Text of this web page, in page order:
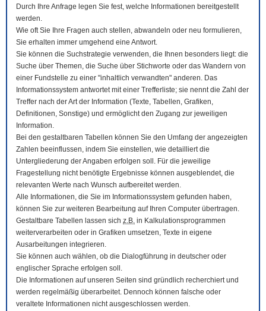
Durch Ihre Anfrage legen Sie fest, welche Informationen bereitgestellt
werden.
Wie oft Sie Ihre Fragen auch stellen, abwandeln oder neu formulieren,
Sie erhalten immer umgehend eine Antwort.
Sie können die Suchstrategie verwenden, die Ihnen besonders liegt: die
Suche über Themen, die Suche über Stichworte oder das Wandern von
einer Fundstelle zu einer "inhaltlich verwandten" anderen. Das
Informationssystem antwortet mit einer Trefferliste; sie nennt die Zahl der
Treffer nach der Art der Information (Texte, Tabellen, Grafiken,
Definitionen, Sonstige) und ermöglicht den Zugang zur jeweiligen
Information.
Bei den gestaltbaren Tabellen können Sie den Umfang der angezeigten
Zahlen beeinflussen, indem Sie einstellen, wie detailliert die
Untergliederung der Angaben erfolgen soll. Für die jeweilige
Fragestellung nicht benötigte Ergebnisse können ausgeblendet, die
relevanten Werte nach Wunsch aufbereitet werden.
Alle Informationen, die Sie im Informationssystem gefunden haben,
können Sie zur weiteren Bearbeitung auf Ihren Computer übertragen.
Gestaltbare Tabellen lassen sich z.B. in Kalkulationsprogrammen
weiterverarbeiten oder in Grafiken umsetzen, Texte in eigene
Ausarbeitungen integrieren.
Sie können auch wählen, ob die Dialogführung in deutscher oder
englischer Sprache erfolgen soll.
Die Informationen auf unseren Seiten sind gründlich recherchiert und
werden regelmäßig überarbeitet. Dennoch können falsche oder
veraltete Informationen nicht ausgeschlossen werden.